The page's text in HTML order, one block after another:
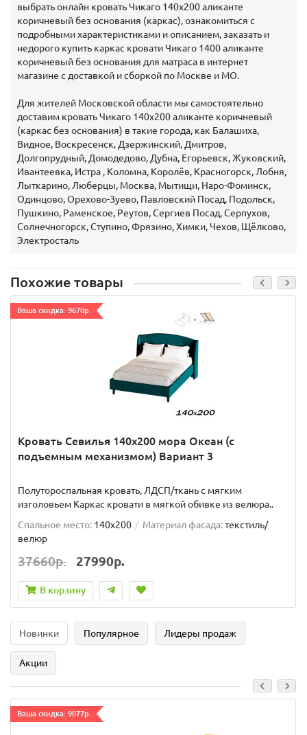
выбрать онлайн кровать Чикаго 140х200 аликанте
коричневый без основания (каркас), ознакомиться с
подробными характеристиками и описанием, заказать и
недорого купить каркас кровати Чикаго 1400 аликанте
коричневый без основания для матраса в интернет
магазине с доставкой и сборкой по Москве и МО.
Для жителей Московской области мы самостоятельно
доставим кровать Чикаго 140х200 аликанте коричневый
(каркас без основания) в такие города, как Балашиха,
Видное, Воскресенск, Дзержинский, Дмитров,
Долгопрудный, Домодедово, Дубна, Егорьевск, Жуковский,
Ивантеевка, Истра , Коломна, Королёв, Красногорск, Лобня,
Лыткарино, Люберцы, Москва, Мытищи, Наро-Фоминск,
Одинцово, Орехово-Зуево, Павловский Посад, Подольск,
Пушкино, Раменское, Реутов, Сергиев Посад, Серпухов,
Солнечногорск, Ступино, Фрязино, Химки, Чехов, Щёлково,
Электросталь
Похожие товары
Ваша скидка: 9670р.
Кровать Севилья 140х200 мора Океан (с
подъемным механизмом) Вариант 3
Полутороспальная кровать, ЛДСП/ткань с мягким
изголовьем Каркас кровати в мягкой обивке из велюра..
Спальное место: 140x200 Материал фасада:текстиль/
велюр
37660р. 27990р.
В корзину
Новинки Популярное Лидеры продаж
Акции
Ваша скидка: 9077р.